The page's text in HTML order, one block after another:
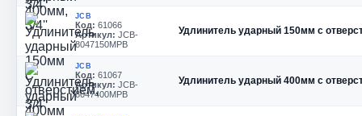
JCB
Код: 61066
Артикул: JCB-
8047150MPB
Удлинитель ударный 150мм с
JCB
Код: 61067
Артикул: JCB-
8047400MPB
Удлинитель ударный 400мм с